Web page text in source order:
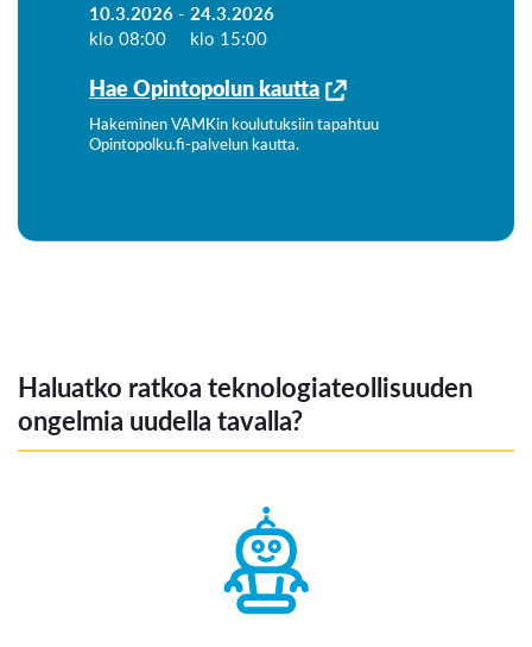
10.3.2026 -
klo 08:00
24.3.2026
klo 15:00
Hae Opintopolun kautta
Hakeminen VAMKin koulutuksiin tapahtuu
Opintopolku.fi-palvelun kautta.
Haluatko ratkoa teknologiateollisuuden
ongelmia uudella tavalla?